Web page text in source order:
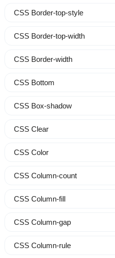
CSS Border-top-style
CSS Border-top-width
CSS Border-width
CSS Bottom
CSS Box-shadow
CSS Clear
CSS Color
CSS Column-count
CSS Column-fill
CSS Column-gap
CSS Column-rule